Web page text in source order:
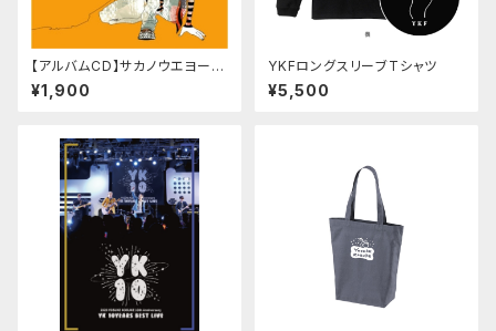
【アルバムCD】サカノウエヨース
ケ「THE POPS」
¥1,900
YKFロングスリーブTシャツ
¥5,500